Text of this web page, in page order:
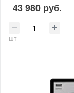
43 980 руб.
шт